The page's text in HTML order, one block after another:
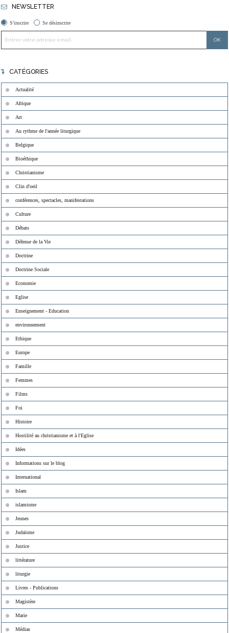
NEWSLETTER
S'inscrire Se désinscrire
CATÉGORIES
Actualité
Afrique
Art
Au rythme de l'année liturgique
Belgique
Bioéthique
Christianisme
Clin d'oeil
conférences, spectacles, manifestations
Culture
Débats
Défense de la Vie
Doctrine
Doctrine Sociale
Economie
Eglise
Enseignement - Education
environnement
Ethique
Europe
Famille
Femmes
Films
Foi
Histoire
Hostilité au christianisme et à l'Eglise
Idées
Informations sur le blog
International
Islam
islamisme
Jeunes
Judaïsme
Justice
littérature
liturgie
Livres - Publications
Magistère
Marie
Médias